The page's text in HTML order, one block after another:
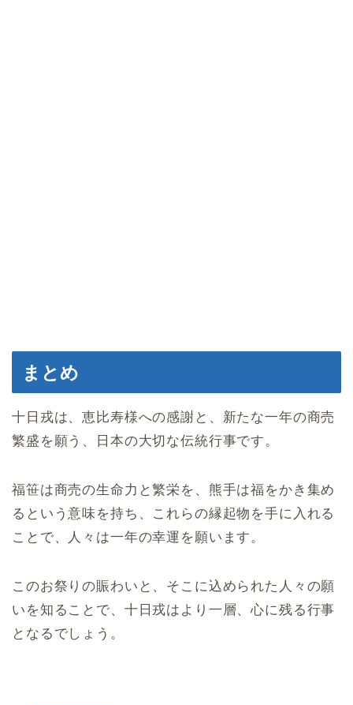
まとめ
十日戎は、恵比寿様への感謝と、新たな一年の商売
繁盛を願う、日本の大切な伝統行事です。
福笹は商売の生命力と繁栄を、熊手は福をかき集め
るという意味を持ち、これらの縁起物を手に入れる
ことで、人々は一年の幸運を願います。
このお祭りの賑わいと、そこに込められた人々の願
いを知ることで、十日戎はより一層、心に残る行事
となるでしょう。